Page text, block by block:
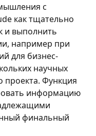
с
как тщательно
и выполнить
например при
для бизнес-
научных
проекта. Функция
информацию
финальный